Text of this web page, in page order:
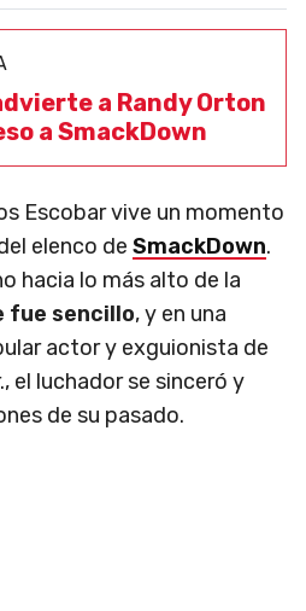
a Randy Orton
a SmackDown
Escobar vive un momento
elenco de SmackDown.
hacia lo más alto de la
fue sencillo, y en una
actor y exguionista de
el luchador se sinceró y
de su pasado.